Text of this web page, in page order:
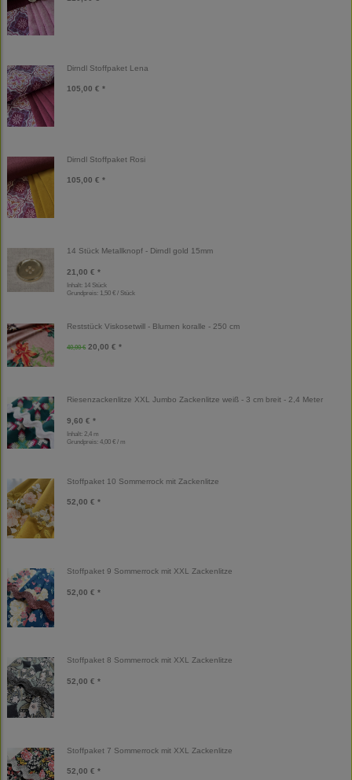
Dirndl Stoffpaket Lena
105,00 € *
Dirndl Stoffpaket Rosi
105,00 € *
14 Stück Metallknopf - Dirndl gold 15mm
21,00 € *
Inhalt: 14 Stück
Grundpreis: 1,50 € / Stück
Reststück Viskosetwill - Blumen koralle - 250 cm
40,00 € 20,00 € *
Riesenzackenlitze XXL Jumbo Zackenlitze weiß - 3 cm breit - 2,4 Meter
9,60 € *
Inhalt: 2,4 m
Grundpreis: 4,00 € / m
Stoffpaket 10 Sommerrock mit Zackenlitze
52,00 € *
Stoffpaket 9 Sommerrock mit XXL Zackenlitze
52,00 € *
Stoffpaket 8 Sommerrock mit XXL Zackenlitze
52,00 € *
Stoffpaket 7 Sommerrock mit XXL Zackenlitze
52,00 € *